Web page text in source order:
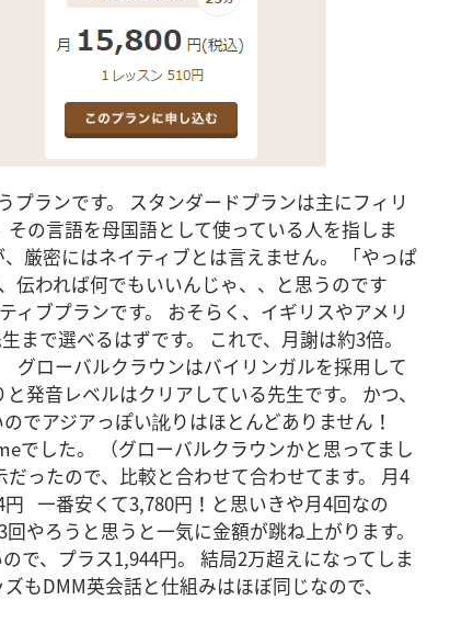
プランです。 スタンダードプランは主にフィリ
の言語を母国語として使っている人を指しま
厳密にはネイティブとは言えません。 「やっぱ
伝われば何でもいいんじゃ、、と思うのです
ブプランです。 おそらく、イギリスやアメリ
まで選べるはずです。 これで、月謝は約3倍。
ローバルクラウンはバイリンガルを採用して
発音レベルはクリアしている先生です。 かつ、
でアジアっぽい訛りはほとんどありません！
でした。 （グローバルクラウンかと思ってまし
ったので、比較と合わせて合わせてます。 月4
一番安くて3,780円！と思いきや月4回なの
やろうと思うと一気に金額が跳ね上がります。
で、プラス1,944円。 結局2万超えになってしま
もDMM英会話と仕組みはほぼ同じなので、